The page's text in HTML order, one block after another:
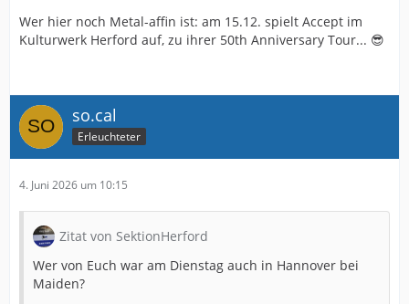
Wer hier noch Metal-affin ist: am 15.12. spielt Accept im
Kulturwerk Herford auf, zu ihrer 50th Anniversary Tour... 😎
so.cal
Erleuchteter
4. Juni 2026 um 10:15
Zitat von SektionHerford
Wer von Euch war am Dienstag auch in Hannover bei
Maiden?